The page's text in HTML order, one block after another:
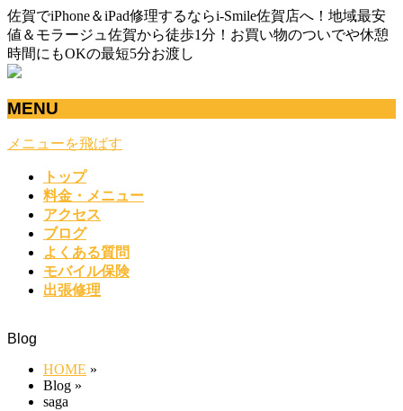
佐賀でiPhone＆iPad修理するならi-Smile佐賀店へ！地域最安
値＆モラージュ佐賀から徒歩1分！お買い物のついでや休憩
時間にもOKの最短5分お渡し
MENU
メニューを飛ばす
トップ
料金・メニュー
アクセス
ブログ
よくある質問
モバイル保険
出張修理
Blog
HOME »
Blog »
saga